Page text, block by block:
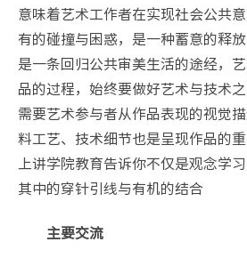
意味着艺术工作者在实现社会公共
有的碰撞与困惑，是一种蓄意的释放
是一条回归公共审美生活的途经，
品的过程，始终要做好艺术与技术
需要艺术参与者从作品表现的视觉
料工艺、技术细节也是呈现作品的
上讲学院教育告诉你不仅是观念学
其中的穿针引线与有机的结合
主要交流